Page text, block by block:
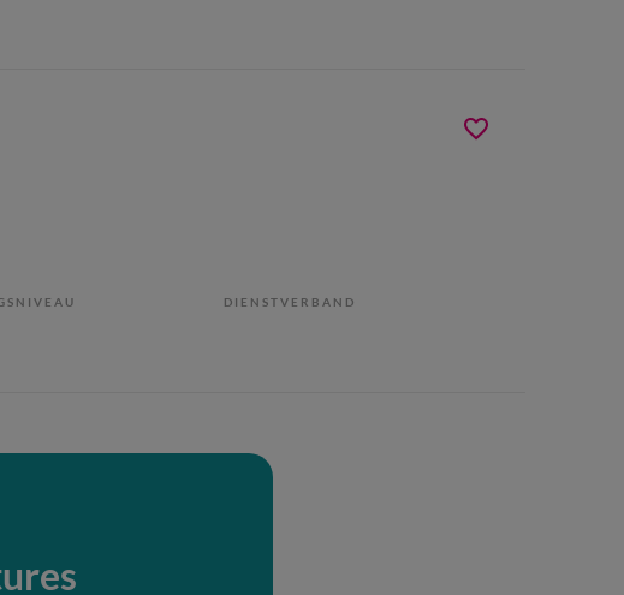
DIENSTVERBAND